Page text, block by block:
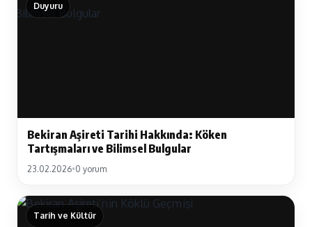
Duyuru
Bekiran Aşireti Tarihi Hakkında: Köken
Tartışmaları ve Bilimsel Bulgular
23.02.2026•0 yorum
Tarih ve Kültür